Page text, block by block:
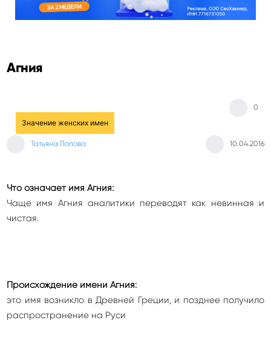
Агния
Значение женских имен
Татьяна Попова 10.04.2016
0
Что означает имя Агния:
Чаще имя Агния аналитики переводят как невинная и
чистая.
Происхождение имени Агния:
это имя возникло в Древней Греции, и позднее получило
распространение на Руси